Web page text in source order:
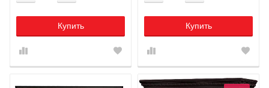
Купить Купить